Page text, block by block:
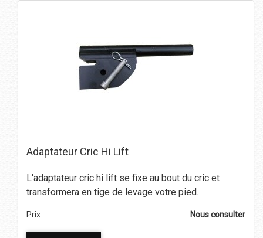
Adaptateur Cric Hi Lift
L'adaptateur cric hi lift se fixe au bout du cric et
transformera en tige de levage votre pied.
Prix Nous consulter